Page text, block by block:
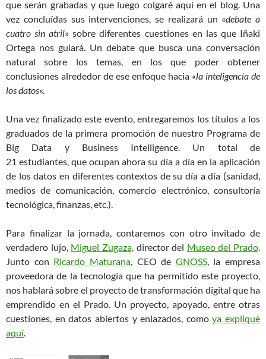
que serán grabadas y que luego colgaré aquí en el blog. Una
vez concluídas sus intervenciones, se realizará un «debate a
cuatro sin atril» sobre diferentes cuestiones en las que Iñaki
Ortega nos guiará. Un debate que busca una conversación
natural sobre los temas, en los que poder obtener
conclusiones alrededor de ese enfoque hacia «la inteligencia de
los datos«.
Una vez finalizado este evento, entregaremos los títulos a los
graduados de la primera promoción de nuestro Programa de
Big Data y Business Intelligence. Un total de
21 estudiantes, que ocupan ahora su día a día en la aplicación
de los datos en diferentes contextos de su día a día (sanidad,
medios de comunicación, comercio electrónico, consultoría
tecnológica, finanzas, etc.).
Para finalizar la jornada, contaremos con otro invitado de
verdadero lujo, Miguel Zugaza,director del Museo del Prado.
Junto con Ricardo Maturana, CEO de GNOSS, la empresa
proveedora de la tecnología que ha permitido este proyecto,
nos hablará sobre el proyecto de transformación digital que ha
emprendido en el Prado. Un proyecto, apoyado, entre otras
cuestiones, en datos abiertos y enlazados, comoya expliqué
aquí.